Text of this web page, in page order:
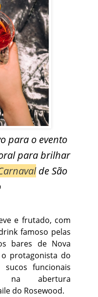
para o evento
para brilhar
de São
e frutado, com
famoso pelas
bares de Nova
protagonista do
funcionais
na abertura
do Rosewood.